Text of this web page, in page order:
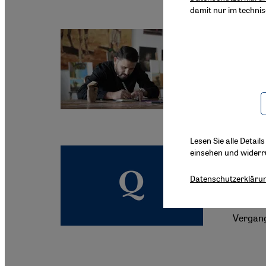
Erbe
damit nur im
Lesen Sie alle
einsehen und